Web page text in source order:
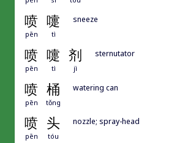
喷 嚏
pēn tì
sneeze
喷 嚏 剂
pēn tì jì
sternutator
喷 桶
pēn tǒng
watering can
喷 头
pēn tóu
nozzle; spray-head